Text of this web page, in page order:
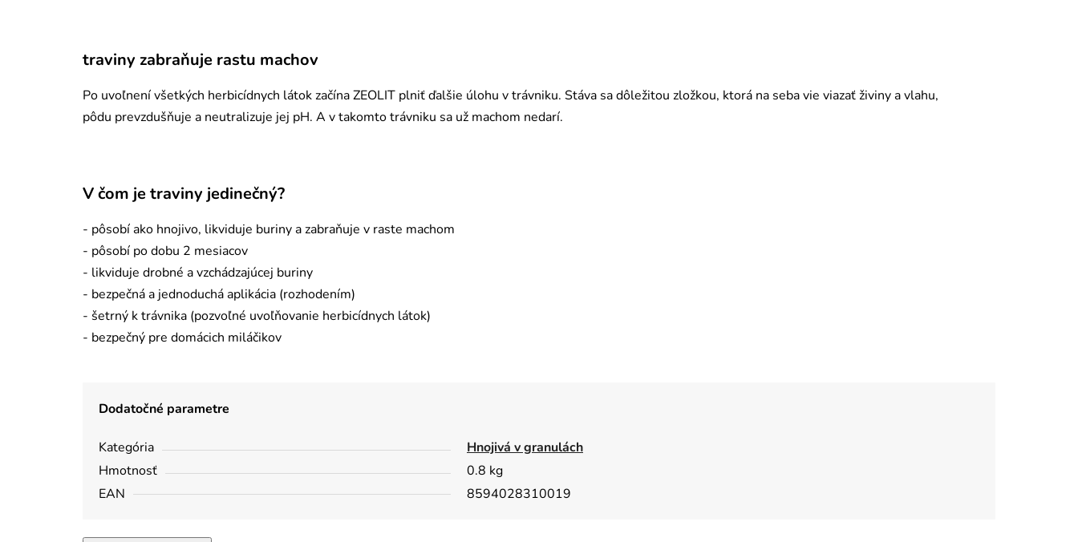
traviny zabraňuje rastu machov
Po uvoľnení všetkých herbicídnych látok začína ZEOLIT plniť ďalšie úlohu v trávniku. Stáva sa dôležitou zložkou, ktorá na seba vie viazať živiny a vlahu,
pôdu prevzdušňuje a neutralizuje jej pH. A v takomto trávniku sa už machom nedarí.
V čom je traviny jedinečný?
- pôsobí ako hnojivo, likviduje buriny a zabraňuje v raste machom
- pôsobí po dobu 2 mesiacov
- likviduje drobné a vzchádzajúcej buriny
- bezpečná a jednoduchá aplikácia (rozhodením)
- šetrný k trávnika (pozvoľné uvoľňovanie herbicídnych látok)
- bezpečný pre domácich miláčikov
Dodatočné parametre
Kategória
Hnojivá v granulách
Hmotnosť
0.8 kg
EAN
8594028310019